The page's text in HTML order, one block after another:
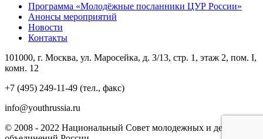
Программа «Молодёжные посланники ЦУР России»
Анонсы мероприятий
Новости
Контакты
101000, г. Москва, ул. Маросейка, д. 3/13, стр. 1, этаж 2, пом. I,
комн. 12
+7 (495) 249-11-49 (тел., факс)
info@youthrussia.ru
© 2008 - 2022 Национальный Совет молодежных и детских